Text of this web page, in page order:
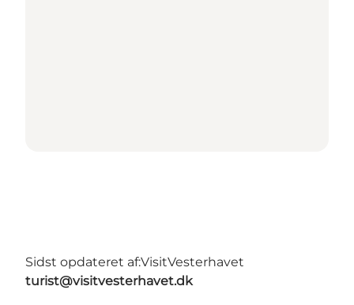
Sidst opdateret af:VisitVesterhavet
turist@visitvesterhavet.dk